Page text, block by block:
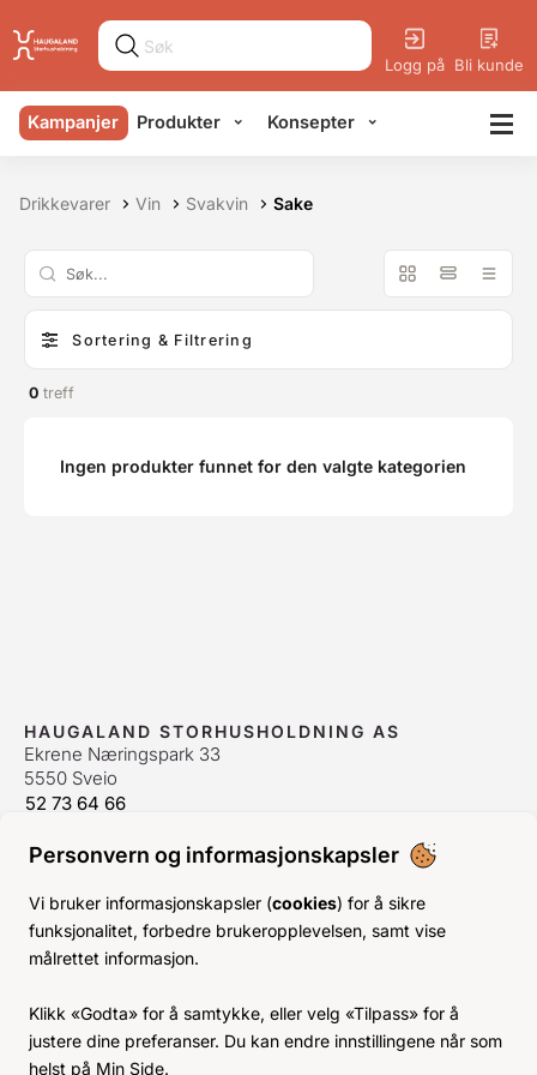
Personvern og informasjonskapsler
Vi bruker informasjonskapsler (cookies) for å sikre
funksjonalitet, forbedre brukeropplevelsen, samt vise
målrettet informasjon.
Klikk «Godta» for å samtykke, eller velg «Tilpass» for å
justere dine preferanser. Du kan endre innstillingene når som
helst på Min Side.
Logg på Bli kunde
Kampanjer Produkter Konsepter
Drikkevarer Vin Svakvin Sake
Sortering & Filtrering
0 treff
Ingen produkter funnet for den valgte kategorien
HAUGALAND STORHUSHOLDNING AS
Ekrene Næringspark 33
5550 Sveio
52 73 64 66
ÅPNINGSTIDER
Man-Fre:07–15
Lør-Søn: Stengt
Helligdager:Stengt
KJØPSVILKÅR
BLI KUNDE